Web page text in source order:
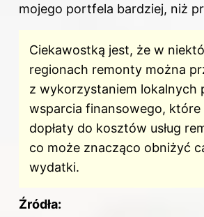
mojego portfela bardziej, niż
Ciekawostką jest, że w
regionach remonty można
z wykorzystaniem lokalnych
wsparcia finansowego, które
dopłaty do kosztów usług
co może znacząco obniżyć
wydatki.
Źródła: